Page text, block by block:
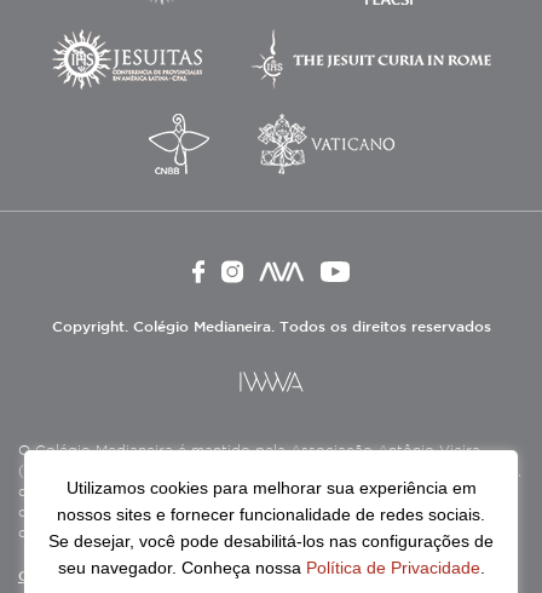
Copyright. Colégio Medianeira. Todos os direitos reservados
O Colégio Medianeira é mantido pela Associação Antônio Vieira
(ASAV), instituição de direito privado sem fins lucrativos, filantrópica,
de natureza educativa, cultural, assistencial e beneficente, certificada
como Entidade Beneficente de Assistência Social (CEBAS), nas áreas
de educação e assistência social.
Continue lendo
Utilizamos cookies para melhorar sua experiência em
nossos sites e fornecer funcionalidade de redes sociais.
Se desejar, você pode desabilitá-los nas configurações de
seu navegador. Conheça nossa Política de Privacidade.